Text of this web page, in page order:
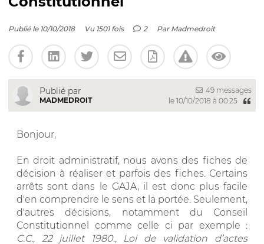
Publié le 10/10/2018 Vu 1501 fois 2 Par Madmedroit
Publié par
MADMEDROIT
49 messages
le 10/10/2018 à 00:25
Bonjour,
En droit administratif, nous avons des fiches de
décision à réaliser et parfois des fiches. Certains
arrêts sont dans le GAJA, il est donc plus facile
d'en comprendre le sens et la portée. Seulement,
d'autres décisions, notamment du Conseil
Constitutionnel comme celle ci par exemple :
C.C., 22 juillet 1980., Loi de validation d’actes